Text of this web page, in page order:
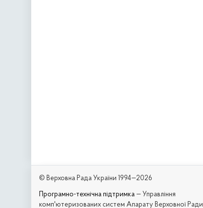
© Верховна Рада України 1994—2026
Програмно-технічна підтримка — Управління
комп'ютеризованих систем Апарату Верховної Ради